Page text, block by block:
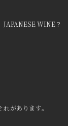
JAPANESE WINE？
があります。